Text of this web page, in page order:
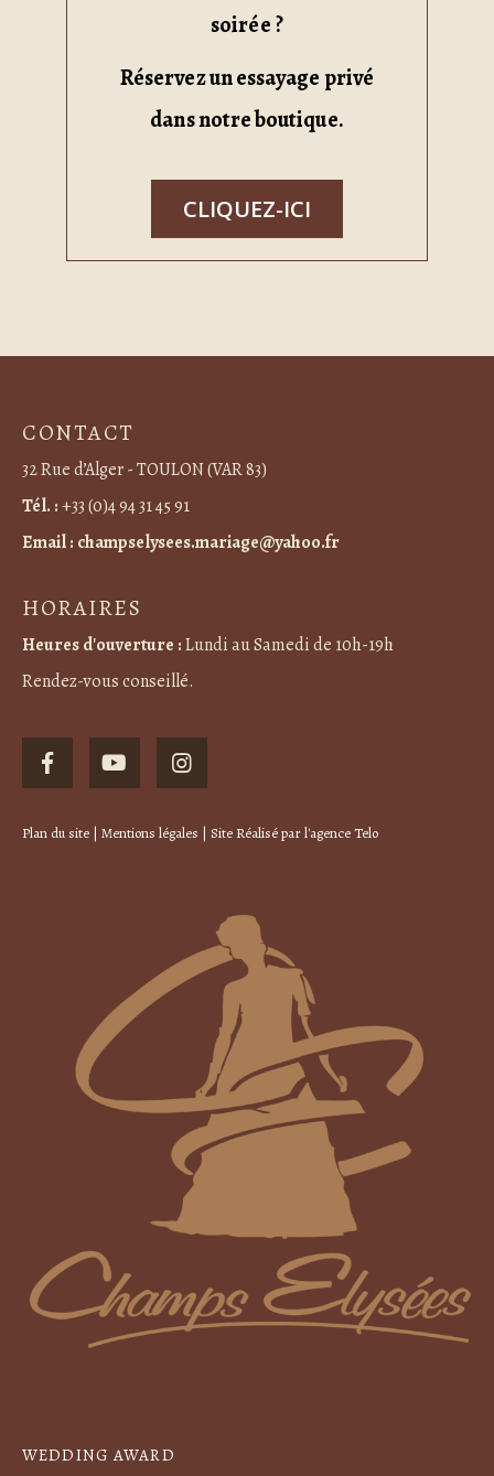
soirée ?
Réservez un essayage privé
dans notre boutique.
CLIQUEZ-ICI
CONTACT
32 Rue d’Alger - TOULON (VAR 83)
Tél. :+33 (0)4 94 31 45 91
Email : champselysees.mariage@yahoo.fr
HORAIRES
Heures d'ouverture :Lundi au Samedi de 10h-19h
Rendez-vous conseillé.
Plan du site | Mentions légales | Site Réalisé parl'agence Telo
WEDDING AWARD